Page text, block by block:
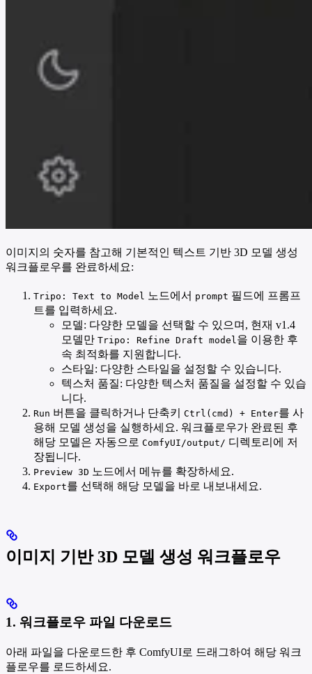
이미지의 숫자를 참고해 기본적인 텍스트 기반 3D 모델 생성
워크플로우를 완료하세요:
Tripo: Text to Model 노드에서 prompt 필드에 프롬프
트를 입력하세요.
모델: 다양한 모델을 선택할 수 있으며, 현재 v1.4
모델만 Tripo: Refine Draft model을 이용한 후
속 최적화를 지원합니다.
스타일: 다양한 스타일을 설정할 수 있습니다.
텍스처 품질: 다양한 텍스처 품질을 설정할 수 있습
니다.
Run 버튼을 클릭하거나 단축키 Ctrl(cmd) + Enter를 사
용해 모델 생성을 실행하세요. 워크플로우가 완료된 후
해당 모델은 자동으로 ComfyUI/output/ 디렉토리에 저
장됩니다.
Preview 3D 노드에서 메뉴를 확장하세요.
Export를 선택해 해당 모델을 바로 내보내세요.
이미지 기반 3D 모델 생성 워크플로우
1. 워크플로우 파일 다운로드
아래 파일을 다운로드한 후 ComfyUI로 드래그하여 해당 워크
플로우를 로드하세요.